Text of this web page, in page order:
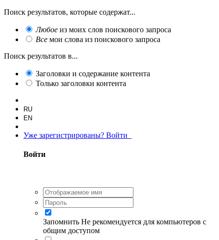
Поиск результатов, которые содержат...
Любое из моих слов поискового запроса
Все мои слова из поискового запроса
Поиск результатов в...
Заголовки и содержание контента
Только заголовки контента
RU
EN
Уже зарегистрированы? Войти
Войти
Запомнить Не рекомендуется для компьютеров с
общим доступом